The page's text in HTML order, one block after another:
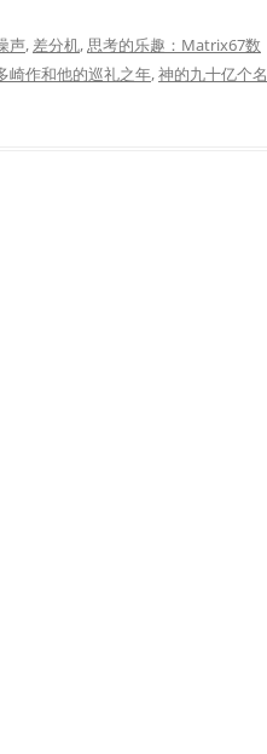
声, 差分机,思考的乐趣：Matrix67数
崎作和他的巡礼之年,神的九十亿个名